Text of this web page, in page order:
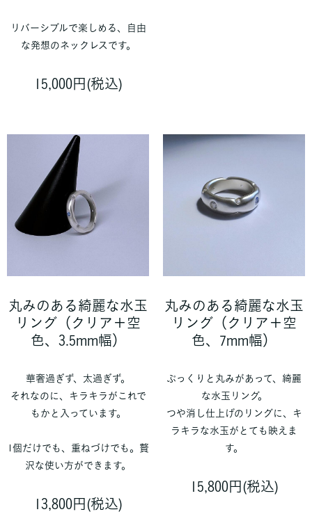
リバーシブルで楽しめる、自由
な発想のネックレスです。
15,000円(税込)
丸みのある綺麗な水玉
リング（クリア＋空
色、3.5mm幅）
華奢過ぎず、太過ぎず。
それなのに、キラキラがこれで
もかと入っています。
1個だけでも、重ねづけでも。贅
沢な使い方ができます。
13,800円(税込)
丸みのある綺麗な水玉
リング（クリア＋空
色、7mm幅）
ぷっくりと丸みがあって、綺麗
な水玉リング。
つや消し仕上げのリングに、キ
ラキラな水玉がとても映えま
す。
15,800円(税込)